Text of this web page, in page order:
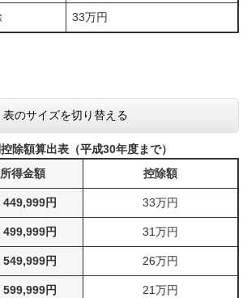
33万円
表のサイズを切り替える
除額算出表（平成30年度まで）
得金額
控除額
円 33万円
円 31万円
円 26万円
円 21万円